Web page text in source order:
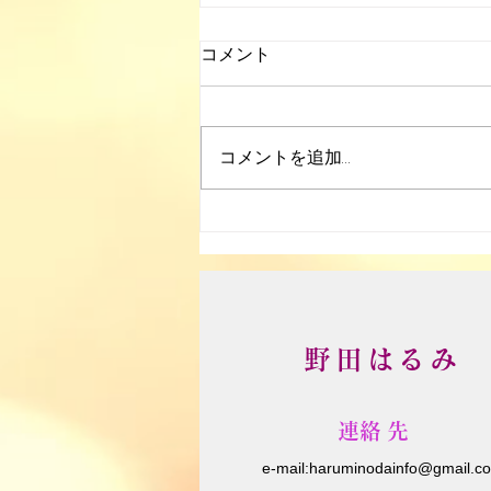
大楠野草部
コメント
コメントを追加…
野田はるみ
​連絡先
e-mail: